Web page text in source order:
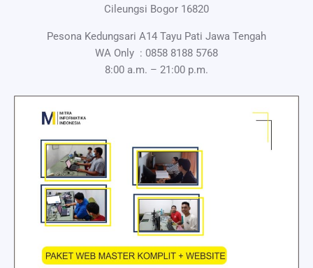
Cileungsi Bogor 16820
Pesona Kedungsari A14 Tayu Pati Jawa Tengah
WA Only : 0858 8188 5768
8:00 a.m. – 21:00 p.m.